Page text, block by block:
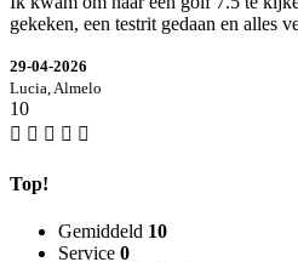
gekeken, een testrit gedaan en alles
29-04-2026
Lucia, Almelo
10
Top!
Gemiddeld 10
Service 0